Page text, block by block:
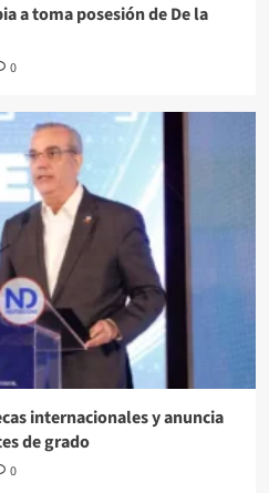
a toma posesión de De la
0
internacionales y anuncia
de grado
0